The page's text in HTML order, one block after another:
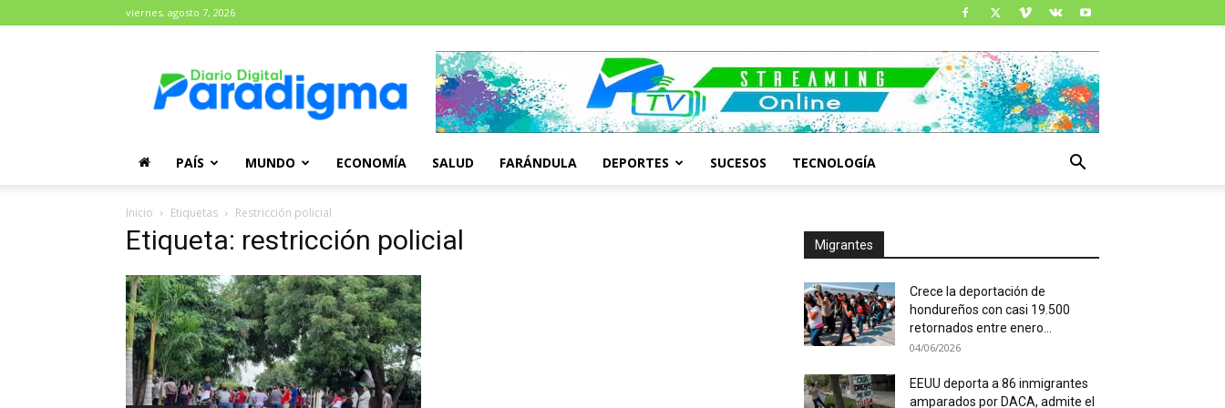
viernes, agosto 7, 2026
Paradigma
PAÍS MUNDO ECONOMÍA SALUD FARÁNDULA DEPORTES SUCESOS TECNOLOGÍA
Inicio Etiquetas Restricción policial
Etiqueta: restricción policial Migrantes
Crece la deportación de
hondureños con casi 19.500
retornados entre enero...
04/06/2026
EEUU deporta a 86 inmigrantes
amparados por DACA, admite el